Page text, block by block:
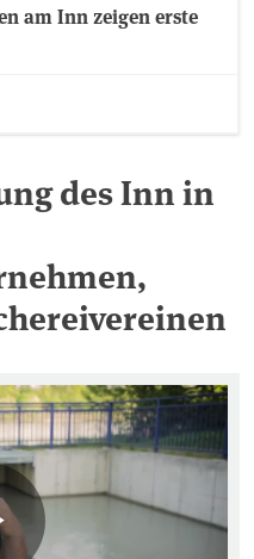
am Inn zeigen erste
des Inn in